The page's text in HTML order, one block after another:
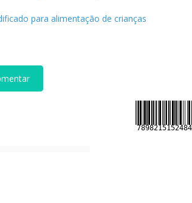
para alimentação de crianças